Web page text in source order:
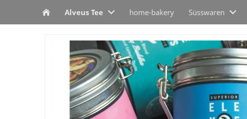
Alveus Tee home-bakery Süsswaren